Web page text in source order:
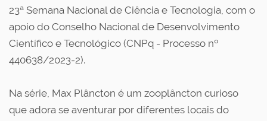
23ª Semana Nacional de Ciência e Tecnologia, com o
apoio do Conselho Nacional de Desenvolvimento
Científico e Tecnológico (CNPq - Processo nº
440638/2023-2).
Na série, Max Plâncton é um zooplâncton curioso
que adora se aventurar por diferentes locais do